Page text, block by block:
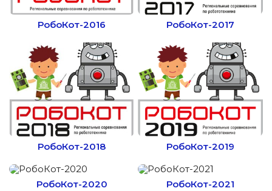
РобоКот-2016 РобоКот-2017
РобоКот-2018 РобоКот-2019
РобоКот-2020 РобоКот-2021